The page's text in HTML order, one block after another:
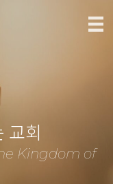
교회
Kingdom of